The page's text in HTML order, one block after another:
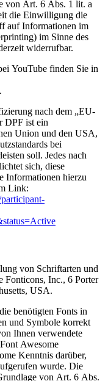
von Art. 6 Abs. 1 lit. a
die Einwilligung die
auf Informationen im
im Sinne des
widerrufbar.
YouTube finden Sie in
.
nach dem „EU-
DPF ist ein
Union und den USA,
bei
soll. Jedes nach
sich, diese
Informationen hierzu
Link:
von Schriftarten und
Fonticons, Inc., 6 Porter
USA.
benötigten Fonts in
und Symbole korrekt
Ihnen verwendete
Awesome
Kenntnis darüber,
wurde. Die
von Art. 6 Abs.